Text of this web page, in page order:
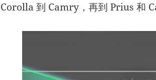
Corolla 到 Camry，再到 Prius 和